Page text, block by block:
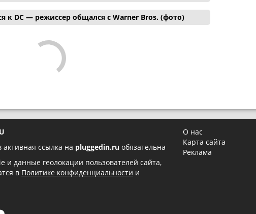
к DC — режиссер общался с Warner Bros. (фото)
ссылка на pluggedin.ru обязательна
и данные геолокации пользователей сайта,
в Политике конфиденциальности и
О нас
Карта сайта
Реклама